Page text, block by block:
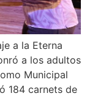
a la Eterna
a los adultos
Municipal
184 carnets de